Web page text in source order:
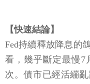
【快速結論】
Fed持續釋放降息的
看，幾乎斷定最慢7
次。債市已經活繃